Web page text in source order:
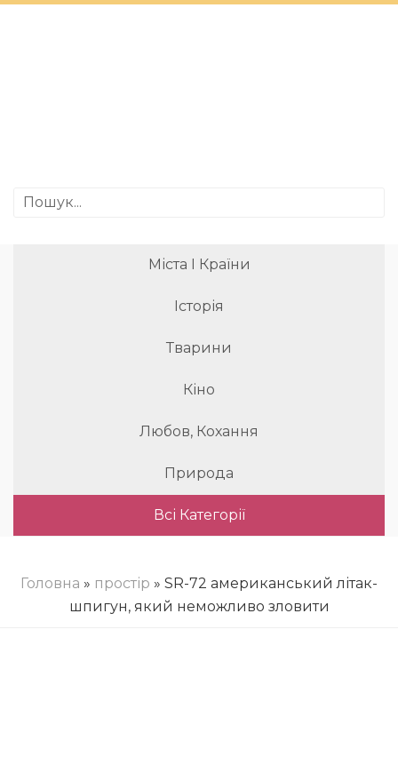
Міста І Країни
Історія
Тварини
Кіно
Любов, Кохання
Природа
Всі Категорії
Головна » простір » SR-72 американський літак-
шпигун, який неможливо зловити